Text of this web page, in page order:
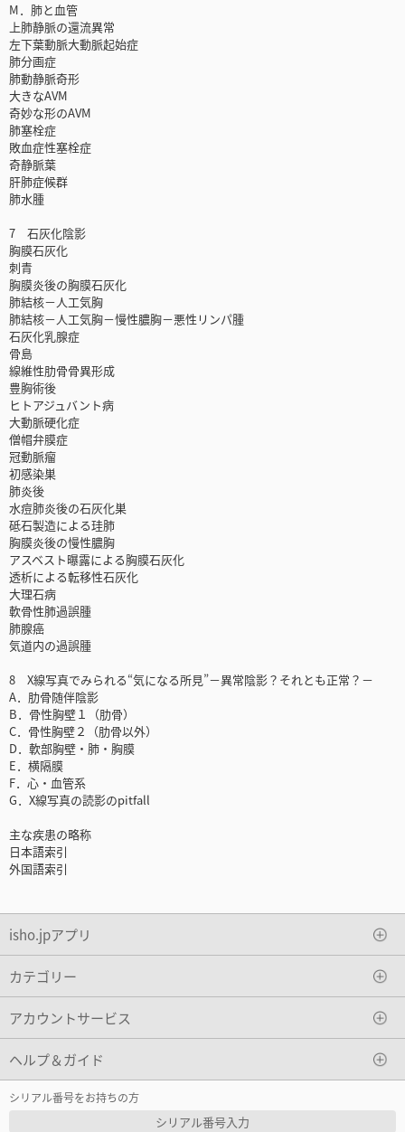
M．肺と血管
上肺静脈の還流異常
左下葉動脈大動脈起始症
肺分画症
肺動静脈奇形
大きなAVM
奇妙な形のAVM
肺塞栓症
敗血症性塞栓症
奇静脈葉
肝肺症候群
肺水腫
7 石灰化陰影
胸膜石灰化
刺青
胸膜炎後の胸膜石灰化
肺結核－人工気胸
肺結核－人工気胸－慢性膿胸－悪性リンパ腫
石灰化乳腺症
骨島
線維性肋骨骨異形成
豊胸術後
ヒトアジュバント病
大動脈硬化症
僧帽弁膜症
冠動脈瘤
初感染巣
肺炎後
水痘肺炎後の石灰化巣
砥石製造による珪肺
胸膜炎後の慢性膿胸
アスベスト曝露による胸膜石灰化
透析による転移性石灰化
大理石病
軟骨性肺過誤腫
肺腺癌
気道内の過誤腫
8 X線写真でみられる“気になる所見”－異常陰影？それとも正常？－
A．肋骨随伴陰影
B．骨性胸壁１（肋骨）
C．骨性胸壁２（肋骨以外）
D．軟部胸壁・肺・胸膜
E．横隔膜
F．心・血管系
G．X線写真の読影のpitfall
主な疾患の略称
日本語索引
外国語索引
isho.jpアプリ
カテゴリー
アカウントサービス
ヘルプ＆ガイド
シリアル番号をお持ちの方
シリアル番号入力